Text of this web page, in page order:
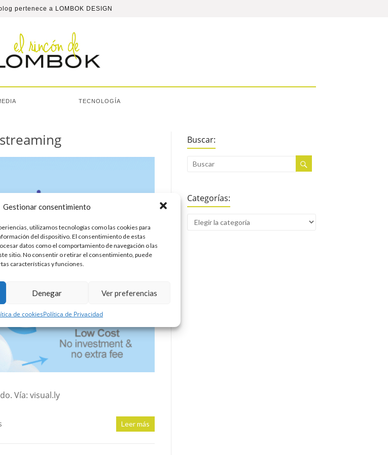
Gestionar consentimiento
utilizamos tecnologías como las cookies para
del dispositivo. El consentimiento de estas
datos como el comportamiento de navegación o las
sitio. No consentir o retirar el consentimiento, puede
características y funciones.
Denegar Ver preferencias
de cookiesPolítica de Privacidad
pertenece a LOMBOK DESIGN
TECNOLOGÍA
Vía: visual.ly
Leer más
Buscar:
Categorías: